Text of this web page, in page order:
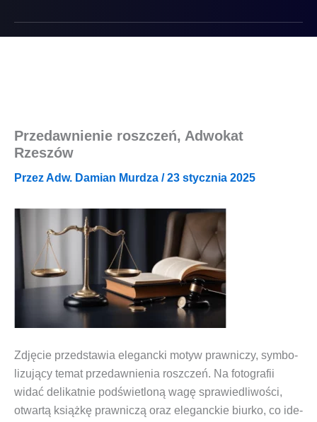
Przedawnienie roszczeń, Adwokat
Rzeszów
PrzezAdw. Damian Murdza /23 stycznia 2025
Zdję­cie przed­sta­wia ele­ganc­ki motyw praw­ni­czy, sym­bo­
li­zu­ją­cy temat przedaw­nie­nia rosz­czeń. Na foto­gra­fii
widać deli­kat­nie pod­świe­tlo­ną wagę spra­wie­dli­wo­ści,
otwar­tą książ­kę praw­ni­czą oraz ele­ganc­kie biur­ko, co ide­